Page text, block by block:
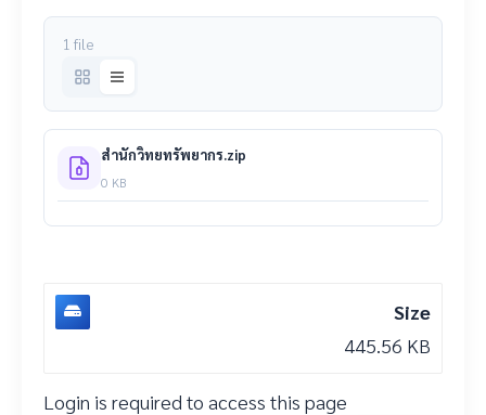
1 file
สำนักวิทยทรัพยากร.zip
0 KB
Size
445.56 KB
Login is required to access this page